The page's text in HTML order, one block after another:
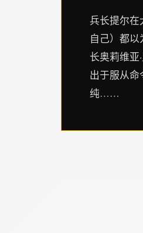
兵长提尔在
自己）都
长奥莉维亚
出于服从
纯……